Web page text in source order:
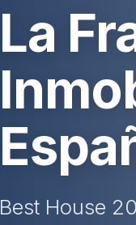
La
Best House